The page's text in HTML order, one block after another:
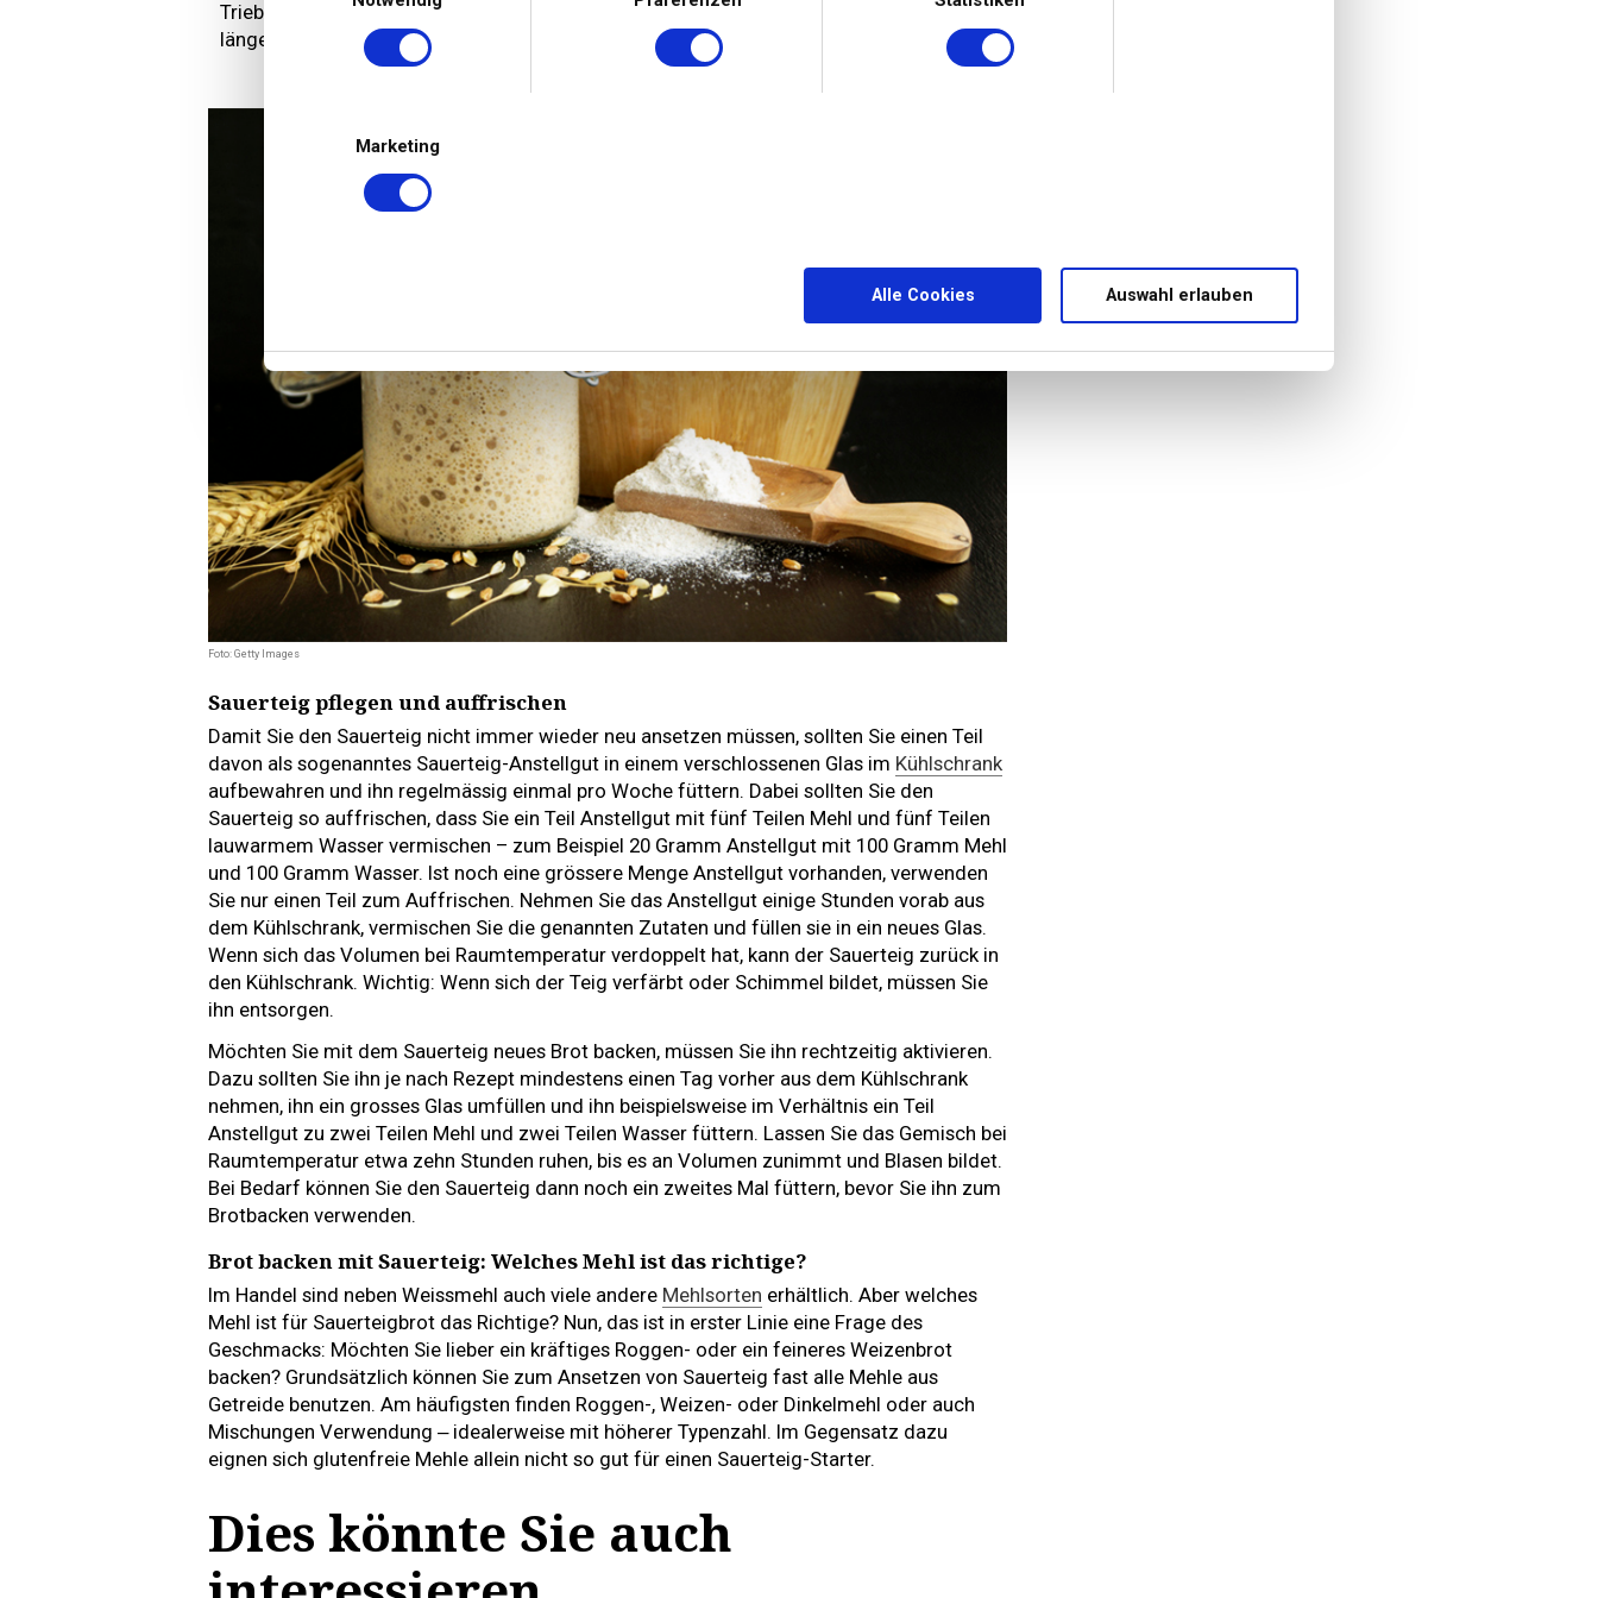
Marketing
Auswahl erlauben
Alle Cookies
Triebkraft besitzt. Dann ist es sinnvoll, ein wenig Hefe zum Brotteig hinzuzugeben. Bei
länger geführten Sauerteigen ist das häufig nicht mehr nötig.
Foto: Getty Images
Sauerteig pflegen und auffrischen
Damit Sie den Sauerteig nicht immer wieder neu ansetzen müssen, sollten Sie einen Teil
davon als sogenanntes Sauerteig-Anstellgut in einem verschlossenen Glas im Kühlschrank
aufbewahren und ihn regelmässig einmal pro Woche füttern. Dabei sollten Sie den
Sauerteig so auffrischen, dass Sie ein Teil Anstellgut mit fünf Teilen Mehl und fünf Teilen
lauwarmem Wasser vermischen – zum Beispiel 20 Gramm Anstellgut mit 100 Gramm Mehl
und 100 Gramm Wasser. Ist noch eine grössere Menge Anstellgut vorhanden, verwenden
Sie nur einen Teil zum Auffrischen. Nehmen Sie das Anstellgut einige Stunden vorab aus
dem Kühlschrank, vermischen Sie die genannten Zutaten und füllen sie in ein neues Glas.
Wenn sich das Volumen bei Raumtemperatur verdoppelt hat, kann der Sauerteig zurück in
den Kühlschrank. Wichtig: Wenn sich der Teig verfärbt oder Schimmel bildet, müssen Sie
ihn entsorgen.
Möchten Sie mit dem Sauerteig neues Brot backen, müssen Sie ihn rechtzeitig aktivieren.
Dazu sollten Sie ihn je nach Rezept mindestens einen Tag vorher aus dem Kühlschrank
nehmen, ihn ein grosses Glas umfüllen und ihn beispielsweise im Verhältnis ein Teil
Anstellgut zu zwei Teilen Mehl und zwei Teilen Wasser füttern. Lassen Sie das Gemisch bei
Raumtemperatur etwa zehn Stunden ruhen, bis es an Volumen zunimmt und Blasen bildet.
Bei Bedarf können Sie den Sauerteig dann noch ein zweites Mal füttern, bevor Sie ihn zum
Brotbacken verwenden.
Brot backen mit Sauerteig: Welches Mehl ist das richtige?
Im Handel sind neben Weissmehl auch viele andere Mehlsorten erhältlich. Aber welches
Mehl ist für Sauerteigbrot das Richtige? Nun, das ist in erster Linie eine Frage des
Geschmacks: Möchten Sie lieber ein kräftiges Roggen- oder ein feineres Weizenbrot
backen? Grundsätzlich können Sie zum Ansetzen von Sauerteig fast alle Mehle aus
Getreide benutzen. Am häufigsten finden Roggen-, Weizen- oder Dinkelmehl oder auch
Mischungen Verwendung ‒ idealerweise mit höherer Typenzahl. Im Gegensatz dazu
eignen sich glutenfreie Mehle allein nicht so gut für einen Sauerteig-Starter.
Dies könnte Sie auch